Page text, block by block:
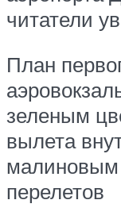
читатели
План
зеленым
вылета
перелетов